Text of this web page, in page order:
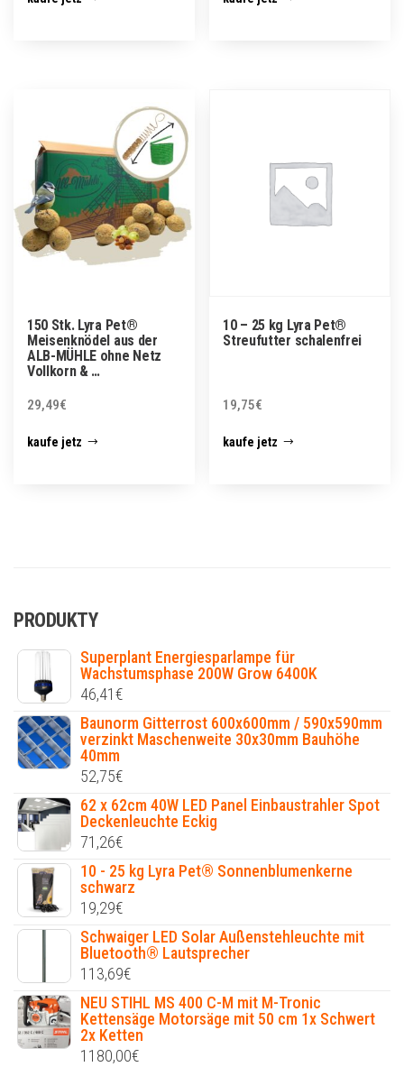
150 Stk. Lyra Pet®
Meisenknödel aus der
ALB-MÜHLE ohne Netz
Vollkorn & …
29,49€
kaufe jetz
10 – 25 kg Lyra Pet®
Streufutter schalenfrei
19,75€
kaufe jetz
PRODUKTY
Superplant Energiesparlampe für
Wachstumsphase 200W Grow 6400K
46,41€
Baunorm Gitterrost 600x600mm / 590x590mm
verzinkt Maschenweite 30x30mm Bauhöhe
40mm
52,75€
62 x 62cm 40W LED Panel Einbaustrahler Spot
Deckenleuchte Eckig
71,26€
10 - 25 kg Lyra Pet® Sonnenblumenkerne
schwarz
19,29€
Schwaiger LED Solar Außenstehleuchte mit
Bluetooth® Lautsprecher
113,69€
NEU STIHL MS 400 C-M mit M-Tronic
Kettensäge Motorsäge mit 50 cm 1x Schwert
2x Ketten
1180,00€